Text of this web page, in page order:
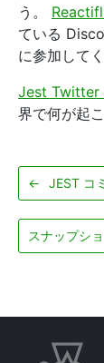
う。
ている
に参加してく
Jest Twitter
界で何が起
← JEST コ
スナップシ